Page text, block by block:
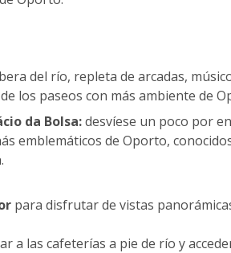
del río, repleta de arcadas,
los paseos con más ambiente de
da Bolsa:desvíese un poco por
emblemáticos de Oporto,
para disfrutar de vistas
a las cafeterías a pie de río y